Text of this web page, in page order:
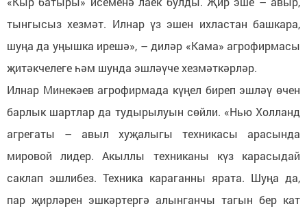
тынгысыз хезмәт. Илнар үз эшен ихластан башкара,
шуңа да уңышка ирешә», – диләр «Кама» агрофирмасы
җитәкчелеге һәм шунда эшләүче хезмәткәрләр.
Илнар Минекәев агрофирмада күңел биреп эшләү өчен
барлык шартлар да тудырылуын сөйли. «Нью Холланд
агрегаты – авыл хуҗалыгы техникасы арасында
мировой лидер. Акыллы техниканы күз карасыдай
саклап эшлибез. Техника караганны ярата. Шуңа да,
пар җирләрен эшкәртергә алынганчы тагын бер кат